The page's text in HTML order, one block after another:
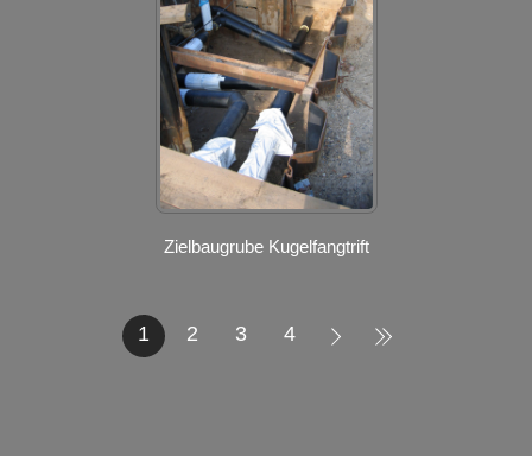
Zielbaugrube Kugelfangtrift
1 2 3 4